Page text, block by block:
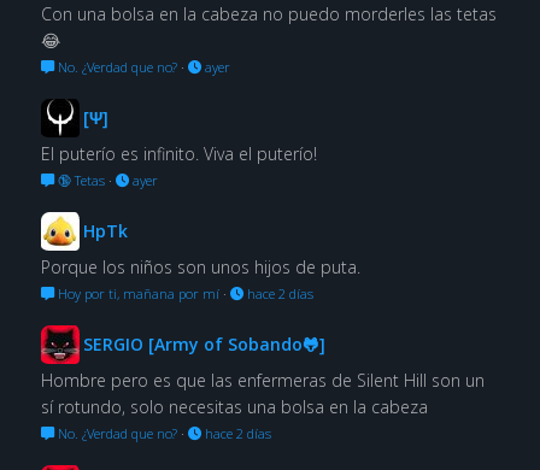
Con una bolsa en la cabeza no puedo morderles las tetas
😂
No. ¿Verdad que no?· ayer
[Ψ]
El puterío es infinito. Viva el puterío!
🔞 Tetas· ayer
HpTk
Porque los niños son unos hijos de puta.
Hoy por ti, mañana por mí· hace 2 días
SERGIO [Army of Sobando🐸]
Hombre pero es que las enfermeras de Silent Hill son un
sí rotundo, solo necesitas una bolsa en la cabeza
No. ¿Verdad que no?· hace 2 días